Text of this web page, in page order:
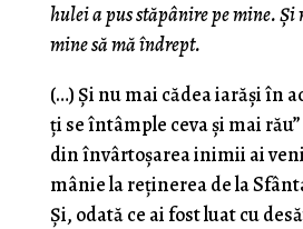
hulei a pus stăpânire pe mine.
mine să mă îndrept.
(…) Şi nu mai cădea iarăşi în
ţi se întâmple ceva şi mai rău”
din învârtoşarea inimii ai
mânie la reţinerea de la
Şi, odată ce ai fost luat cu